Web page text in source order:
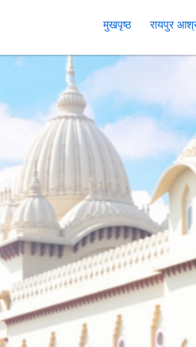
मुखपृष्ठ रायपुर